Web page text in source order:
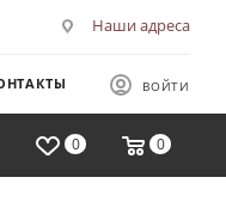
Наши адреса
ВОЙТИ
0 0